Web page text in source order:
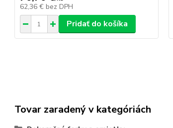
62,36 € bez DPH
Pridať do košíka
Tovar zaradený v kategóriách